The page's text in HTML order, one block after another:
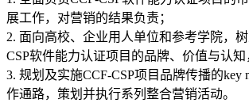
展工作，对营销的结果负责；
2. 面向高校、企业用人单位和参考学院，
CSP软件能力认证项目的品牌、价值与认知
3. 规划及实施CCF-CSP项目品牌传播的key
作通路，策划并执行系列整合营销活动。